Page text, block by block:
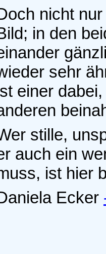
nicht
in den
sehr
einer
stille,
auch ein
ist hier
Ecker